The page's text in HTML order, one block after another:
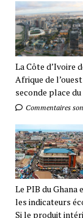
La Côte d’Ivoire
Afrique de
seconde place
Commentaires
Le PIB du Ghana
les indicateurs
Si le produit